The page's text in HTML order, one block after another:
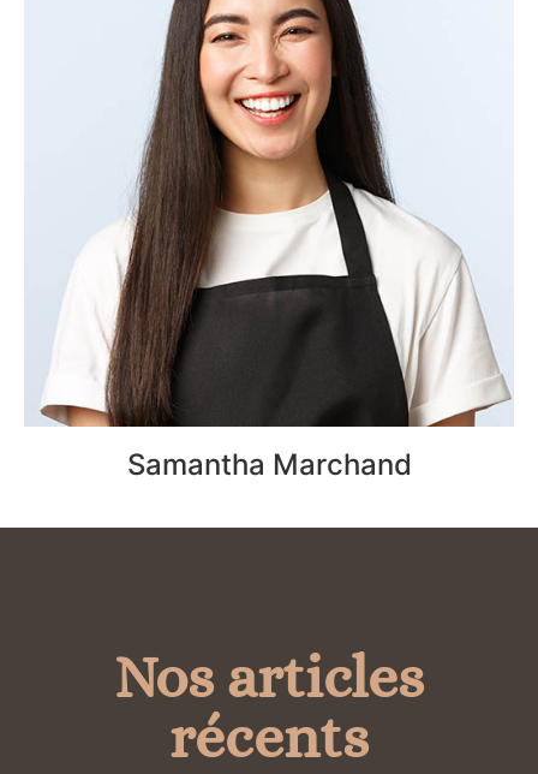
Samantha Marchand
Nos articles
récents